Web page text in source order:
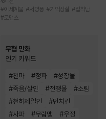
#이세계물 #서양풍 #기억상실 #집착남
#로맨스
무협 만화
인기 키워드
#천마 #정파 #성장물
#죽음/살인 #전쟁물 #소림
#천하제일인 #먼치킨
#사파 #무림맹 #우정